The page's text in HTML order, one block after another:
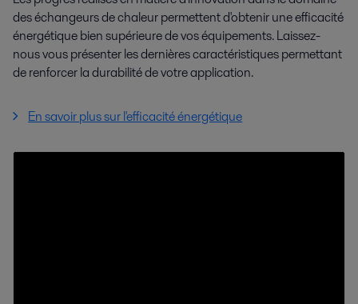
des échangeurs de chaleur permettent d'obtenir une efficacité
énergétique bien supérieure de vos équipements. Laissez-
nous vous présenter les dernières caractéristiques permettant
de renforcer la durabilité de votre application.
En savoir plus sur l'efficacité énergétique